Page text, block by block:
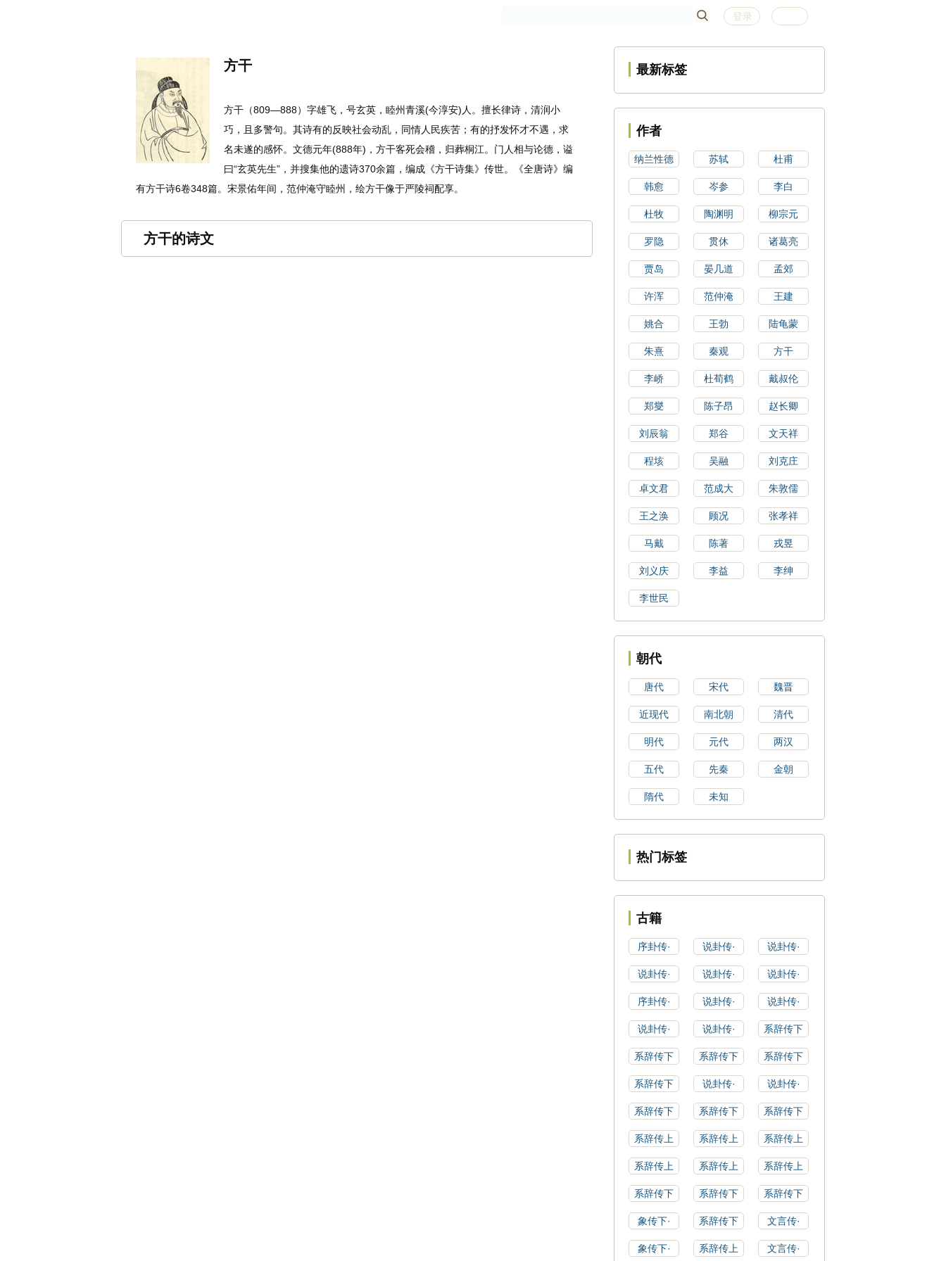
登录
方干
方干（809—888）字雄飞，号玄英，睦州青溪(今淳安)人。擅长律诗，清润小
巧，且多警句。其诗有的反映社会动乱，同情人民疾苦；有的抒发怀才不遇，求
名未遂的感怀。文德元年(888年)，方干客死会稽，归葬桐江。门人相与论德，谥
曰“玄英先生”，并搜集他的遗诗370余篇，编成《方干诗集》传世。《全唐诗》编
有方干诗6卷348篇。宋景佑年间，范仲淹守睦州，绘方干像于严陵祠配享。
方干的诗文
最新标签
作者
纳兰性德 苏轼 杜甫
韩愈 岑参 李白
杜牧 陶渊明 柳宗元
罗隐 贯休 诸葛亮
贾岛 晏几道 孟郊
许浑 范仲淹 王建
姚合 王勃 陆龟蒙
朱熹 秦观 方干
李峤 杜荀鹤 戴叔伦
郑燮 陈子昂 赵长卿
刘辰翁 郑谷 文天祥
程垓 吴融 刘克庄
卓文君 范成大 朱敦儒
王之涣 顾况 张孝祥
马戴 陈著 戎昱
刘义庆 李益 李绅
李世民
朝代
唐代 宋代 魏晋
近现代 南北朝 清代
明代 元代 两汉
五代 先秦 金朝
隋代 未知
热门标签
古籍
序卦传· 说卦传· 说卦传·
说卦传· 说卦传· 说卦传·
序卦传· 说卦传· 说卦传·
说卦传· 说卦传· 系辞传下
系辞传下 系辞传下 系辞传下
系辞传下 说卦传· 说卦传·
系辞传下 系辞传下 系辞传下
系辞传上 系辞传上 系辞传上
系辞传上 系辞传上 系辞传上
系辞传下 系辞传下 系辞传下
象传下· 系辞传下 文言传·
象传下· 系辞传上 文言传·